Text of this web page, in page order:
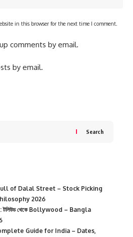
in this browser for the next time I comment.
comments by email.
by email.
Search
of Dalal Street – Stock Picking
2026
থেকে Bollywood – Bangla
Guide for India – Dates,